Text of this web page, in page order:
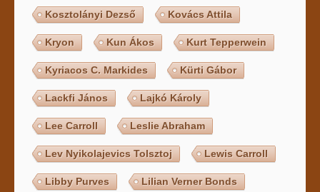
Kosztolányi Dezső Kovács Attila
Kryon Kun Ákos Kurt Tepperwein
Kyriacos C. Markides Kürti Gábor
Lackfi János Lajkó Károly
Lee Carroll Leslie Abraham
Lev Nyikolajevics Tolsztoj Lewis Carroll
Libby Purves Lilian Verner Bonds